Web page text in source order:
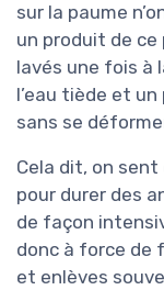
sur la paume
un produit de ce
lavés une fois à
l’eau tiède et
sans se
Cela dit, on
pour durer des
de façon
donc à force
et enlèves